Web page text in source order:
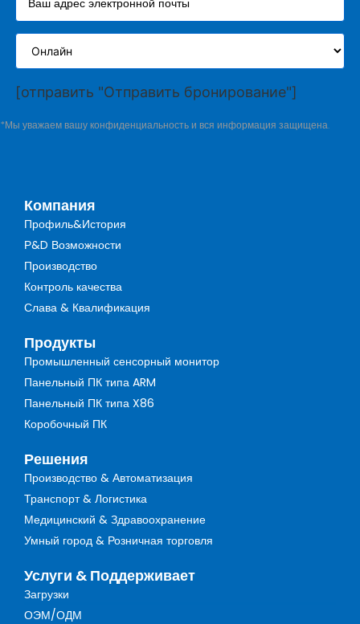
[отправить "Отправить бронирование"]
*Мы уважаем вашу конфиденциальность и вся информация защищена.
Компания
Профиль&История
Р&D Возможности
Производство
Контроль качества
Слава & Квалификация
Продукты
Промышленный сенсорный монитор
Панельный ПК типа ARM
Панельный ПК типа X86
Коробочный ПК
Решения
Производство & Автоматизация
Транспорт & Логистика
Медицинский & Здравоохранение
Умный город & Розничная торговля
Услуги & Поддерживает
Загрузки
ОЭМ/ОДМ